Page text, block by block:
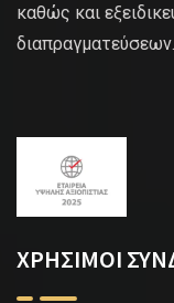
καθώς και
διαπραγματεύσεων.
ΧΡΗΣΙΜΟΙ